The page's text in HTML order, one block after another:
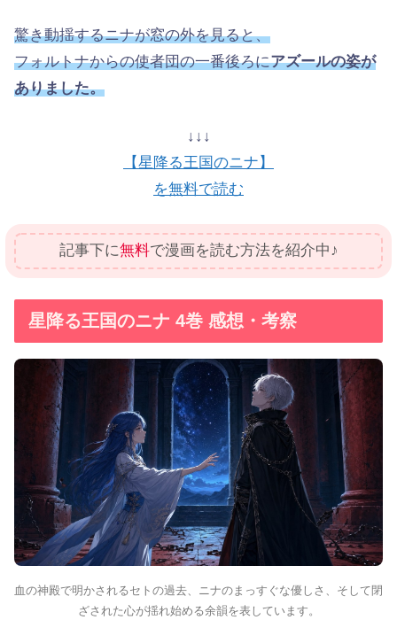
驚き動揺するニナが窓の外を見ると、
フォルトナからの使者団の一番後ろにアズールの姿が
ありました。
↓↓↓
【星降る王国のニナ】
を無料で読む
記事下に無料で漫画を読む方法を紹介中♪
星降る王国のニナ 4巻 感想・考察
血の神殿で明かされるセトの過去、ニナのまっすぐな優しさ、そして閉
ざされた心が揺れ始める余韻を表しています。